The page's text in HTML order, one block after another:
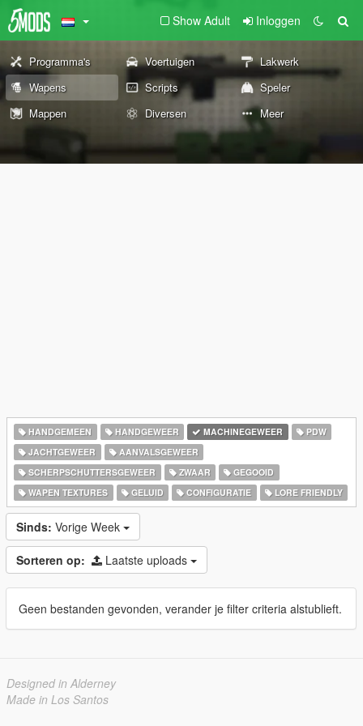
Show Adult Inloggen
Programma's Voertuigen
Lakwerk
Wapens
Scripts
Speler
Mappen
Diversen Meer
HANDGEMEEN HANDGEWEER MACHINEGEWEER
PDW
JACHTGEWEER
AANVALSGEWEER
SCHERPSCHUTTERSGEWEER
ZWAAR
GEGOOID
WAPEN TEXTURES
GELUID CONFIGURATIE LORE FRIENDLY
Sinds: Vorige Week
Sorteren op: Laatste uploads
Geen bestanden gevonden, verander je filter criteria alstublieft.
Designed in Alderney
Made in Los Santos